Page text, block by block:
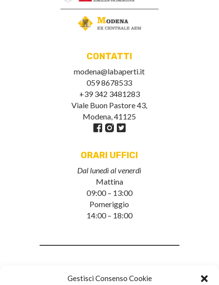
Gestisci Consenso Cookie
CONTATTI
modena@labaperti.it
059 8678533
+39 342 3481283
Viale Buon Pastore 43,
Modena, 41125
ORARI UFFICI
Dal lunedì al venerdì
Mattina
09:00 – 13:00
Pomeriggio
14:00 – 18:00